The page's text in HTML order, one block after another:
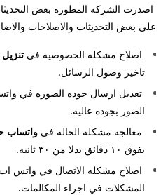
اصدرت الشركه المطوره بعض
علي بعض التحديثات والاصلاحات
اصلاح مشكله الخصوصيه في
تاخير وصول الرسائل.
تعديل ارسال جوده الصوره في
الصور بجوده عاليه.
معالجه مشكله الحاله في واتساب
يفوق ١٠ دقائق بدلا من ٣٠ ثانيه.
اصلاح مشكله الاتصال في واتس
المشكلات في اجراء المكالمات.